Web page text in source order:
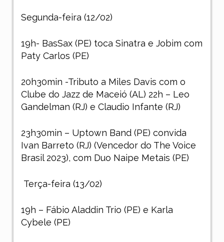
Segunda-feira (12/02)
19h- BasSax (PE) toca Sinatra e Jobim com
Paty Carlos (PE)
20h30min -Tributo a Miles Davis com o
Clube do Jazz de Maceió (AL) 22h – Leo
Gandelman (RJ) e Claudio Infante (RJ)
23h30min – Uptown Band (PE) convida
Ivan Barreto (RJ) (Vencedor do The Voice
Brasil 2023), com Duo Naipe Metais (PE)
Terça-feira (13/02)
19h – Fábio Aladdin Trio (PE) e Karla
Cybele (PE)